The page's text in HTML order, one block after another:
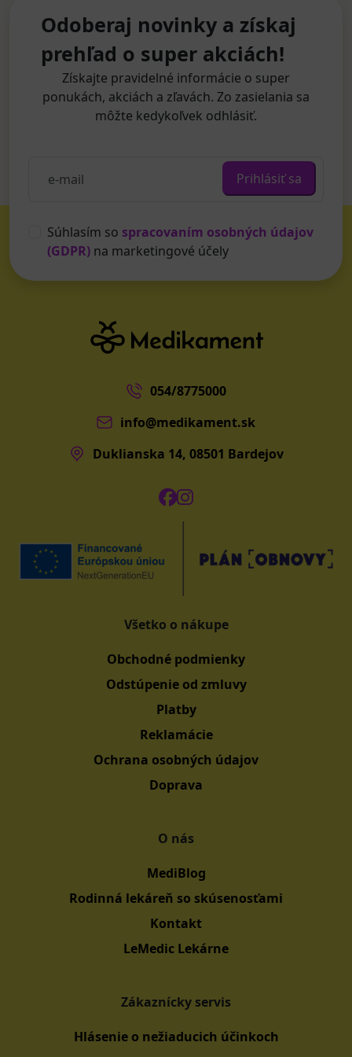
Odoberaj novinky a získaj
prehľad o super akciách!
Získajte pravidelné informácie o super
ponukách, akciách a zľavách. Zo zasielania sa
môžte kedykoľvek odhlásiť.
Prihlásiť sa
Súhlasím so spracovaním osobných údajov
(GDPR) na marketingové účely
054/8775000
info@medikament.sk
Duklianska 14, 08501 Bardejov
Všetko o nákupe
Obchodné podmienky
Odstúpenie od zmluvy
Platby
Reklamácie
Ochrana osobných údajov
Doprava
O nás
MediBlog
Rodinná lekáreň so skúsenosťami
Kontakt
LeMedic Lekárne
Zákaznícky servis
Hlásenie o nežiaducich účinkoch